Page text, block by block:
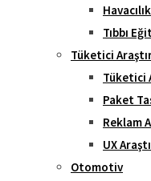
Tıbbı
Tüketici
Tüketici
Paket
Reklam
UX
Otomotiv